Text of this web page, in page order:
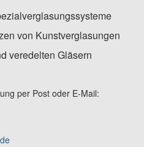
von Kunstverglasungen
veredelten Gläsern
per Post oder E-Mail: